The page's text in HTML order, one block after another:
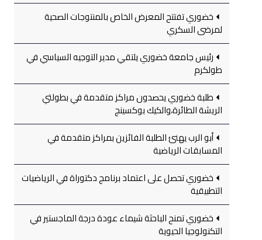
خضوري تفتتح المعرض الخاص بالمنتوجات الصحية
لمرضى السكري
رئيس جامعة خضوري يلتقي مدير التوجيه السياسي في
طولكرم
طلبة خضوري يحصدون مراكز متقدمة في بطولتي
الريشة الطائرة،والكيك بوكسينج
أبو الرب يهنئ الطلبة الفائزين بمراكز متقدمة في
المسابقات الرياضية
خضوري تحصل على اعتماد برنامج دكتوراة في الرياضيات
التطبيقية
خضوري تمنح الباحثة شيماء عودة درجة الماجستير في
التكنولوجيا الحيوية